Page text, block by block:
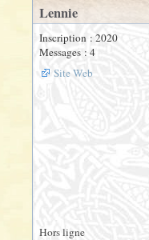
Lennie
Inscription : 2020
Messages : 4
Site Web
Hors ligne